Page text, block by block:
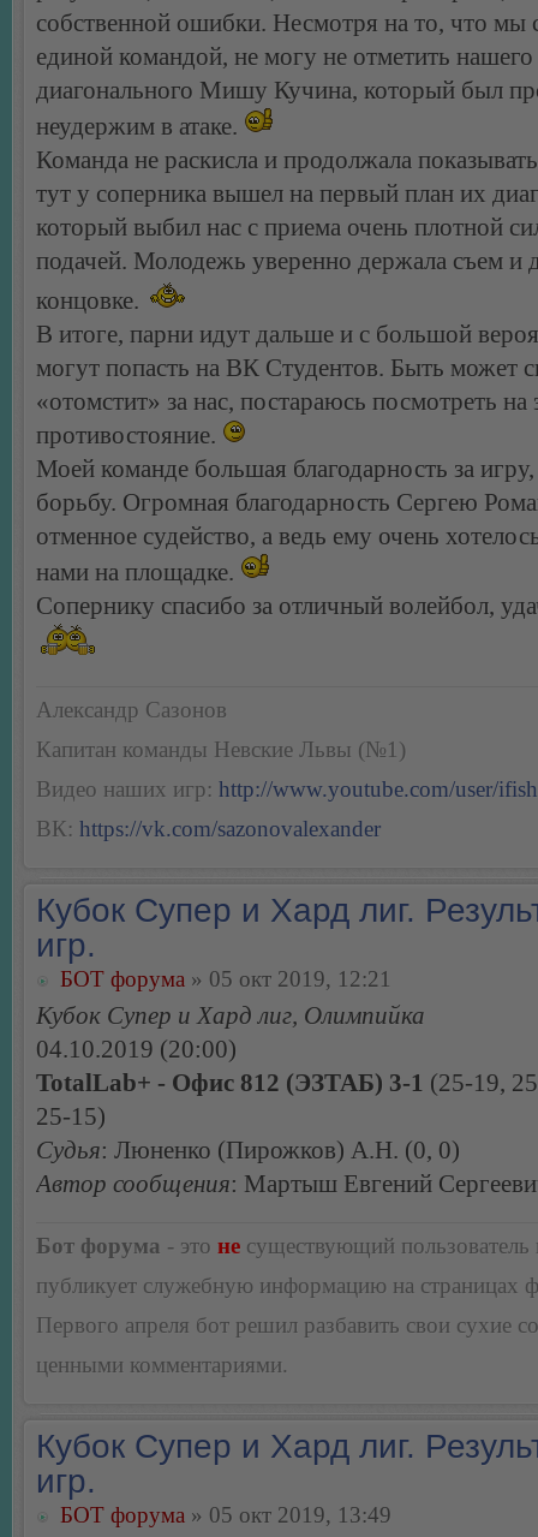
собственной ошибки. Несмотря на то, что мы
единой командой, не могу не отметить нашего
диагонального Мишу Кучина, который был
неудержим в атаке.
Команда не раскисла и продолжала
тут у соперника вышел на первый план их
который выбил нас с приема очень плотной
подачей. Молодежь уверенно держала съем и
концовке.
В итоге, парни идут дальше и с большой
могут попасть на ВК Студентов. Быть может
«отомстит» за нас, постараюсь посмотреть на
противостояние.
Моей команде большая благодарность за
борьбу. Огромная благодарность Сергею
отменное судейство, а ведь ему очень
нами на площадке.
Сопернику спасибо за отличный волейбол,
Александр Сазонов
Капитан команды Невские Львы (№1)
Видео наших игр: http://www.youtube.com/user/
ВК: https://vk.com/sazonovalexander
Кубок Супер и Хард лиг.
игр.
БОТ форума » 05 окт 2019, 12:21
Кубок Супер и Хард лиг, Олимпийка
04.10.2019 (20:00)
TotalLab+ - Офис 812 (ЭЗТАБ) 3-1 (25-19,
25-15)
Судья: Люненко (Пирожков) А.Н. (0, 0)
Автор сообщения: Мартыш Евгений
Бот форума - это не существующий пользователь
публикует служебную информацию на страницах
Первого апреля бот решил разбавить свои сухие
ценными комментариями.
Кубок Супер и Хард лиг.
игр.
БОТ форума » 05 окт 2019, 13:49